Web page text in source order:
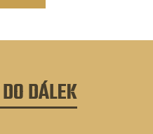
DO DÁLEK